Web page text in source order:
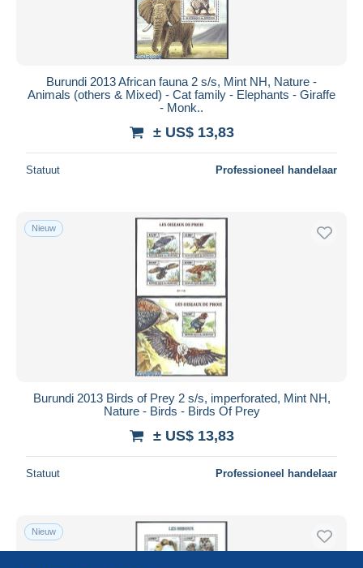
Burundi 2013 African fauna 2 s/s, Mint NH, Nature -
Animals (others & Mixed) - Cat family - Elephants - Giraffe
- Monk..
± US$ 13,83
Statuut Professioneel handelaar
Nieuw
Burundi 2013 Birds of Prey 2 s/s, imperforated, Mint NH,
Nature - Birds - Birds Of Prey
± US$ 13,83
Statuut Professioneel handelaar
Nieuw